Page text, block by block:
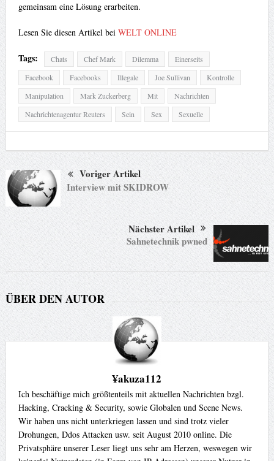
gemeinsam eine Lösung erarbeiten.
Lesen Sie diesen Artikel bei WELT ONLINE
Tags: Chats Chef Mark Dilemma
Einerseits
Facebook
Facebooks Illegale Joe Sullivan
Kontrolle
Manipulation
Mark Zuckerberg Mit
Nachrichten
Nachrichtenagentur Reuters
Sein Sex Sexuelle
Voriger Artikel
Interview mit SKIDROW
Nächster Artikel
Sahnetechnik pwned
ÜBER DEN AUTOR
¥akuza112
Ich beschäftige mich größtenteils mit aktuellen Nachrichten bzgl.
Hacking, Cracking & Security, sowie Globalen und Scene News.
Wir haben uns nicht unterkriegen lassen und sind trotz vieler
Drohungen, Ddos Attacken usw. seit August 2010 online. Die
Privatsphäre unserer Leser liegt uns sehr am Herzen, weswegen wir